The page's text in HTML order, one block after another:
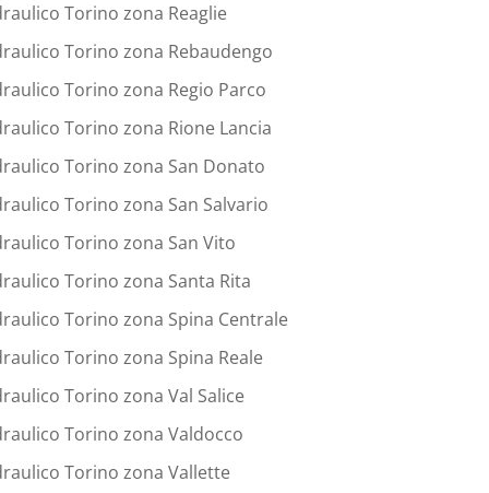
Torino zona Reaglie
Torino zona Rebaudengo
Torino zona Regio Parco
Torino zona Rione Lancia
Torino zona San Donato
Torino zona San Salvario
Torino zona San Vito
Torino zona Santa Rita
Torino zona Spina Centrale
Torino zona Spina Reale
Torino zona Val Salice
Torino zona Valdocco
Torino zona Vallette